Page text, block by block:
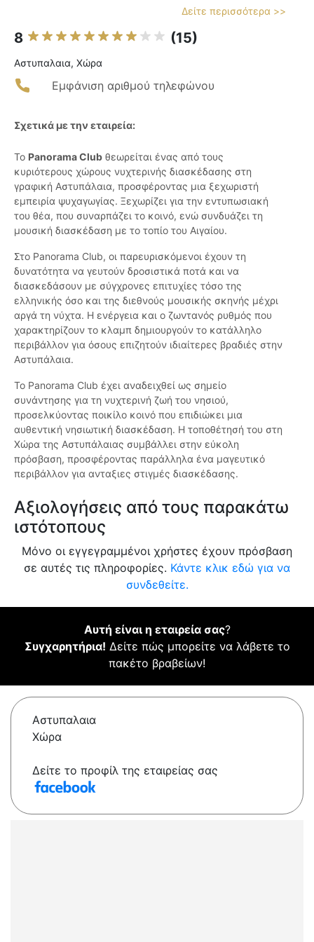
Δείτε περισσότερα >>
8 (15)
Αστυπαλαια, Χώρα
Εμφάνιση αριθμού τηλεφώνου
Σχετικά με την εταιρεία:
Το Panorama Club θεωρείται ένας από τους
κυριότερους χώρους νυχτερινής διασκέδασης στη
γραφική Αστυπάλαια, προσφέροντας μια ξεχωριστή
εμπειρία ψυχαγωγίας. Ξεχωρίζει για την εντυπωσιακή
του θέα, που συναρπάζει το κοινό, ενώ συνδυάζει τη
μουσική διασκέδαση με το τοπίο του Αιγαίου.
Στο Panorama Club, οι παρευρισκόμενοι έχουν τη
δυνατότητα να γευτούν δροσιστικά ποτά και να
διασκεδάσουν με σύγχρονες επιτυχίες τόσο της
ελληνικής όσο και της διεθνούς μουσικής σκηνής μέχρι
αργά τη νύχτα. Η ενέργεια και ο ζωντανός ρυθμός που
χαρακτηρίζουν το κλαμπ δημιουργούν το κατάλληλο
περιβάλλον για όσους επιζητούν ιδιαίτερες βραδιές στην
Αστυπάλαια.
Το Panorama Club έχει αναδειχθεί ως σημείο
συνάντησης για τη νυχτερινή ζωή του νησιού,
προσελκύοντας ποικίλο κοινό που επιδιώκει μια
αυθεντική νησιωτική διασκέδαση. Η τοποθέτησή του στη
Χώρα της Αστυπάλαιας συμβάλλει στην εύκολη
πρόσβαση, προσφέροντας παράλληλα ένα μαγευτικό
περιβάλλον για ανταξιες στιγμές διασκέδασης.
Αξιολογήσεις από τους παρακάτω
ιστότοπους
Μόνο οι εγγεγραμμένοι χρήστες έχουν πρόσβαση
σε αυτές τις πληροφορίες. Κάντε κλικ εδώ για να
συνδεθείτε.
Αυτή είναι η εταιρεία σας?
Συγχαρητήρια! Δείτε πώς μπορείτε να λάβετε το
πακέτο βραβείων!
Αστυπαλαια
Χώρα
Δείτε το προφίλ της εταιρείας σας